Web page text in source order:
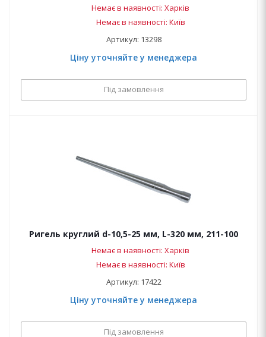
Немає в наявності: Харків
Немає в наявності: Київ
Артикул: 13298
Ціну уточняйте у менеджера
Під замовлення
Ригель круглий d-10,5-25 мм, L-320 мм, 211-100
Немає в наявності: Харків
Немає в наявності: Київ
Артикул: 17422
Ціну уточняйте у менеджера
Під замовлення